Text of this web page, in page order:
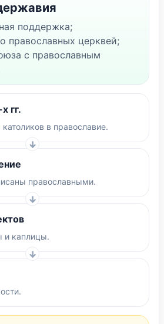
поддержка;
православных церквей;
с православным
гг.
в православие.
православными.
и каплицы.